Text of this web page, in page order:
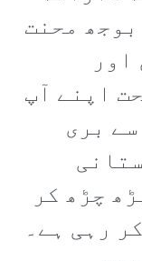
محنت
اور
اپنے آپ
بری
چڑھ کر
رہی ہے۔